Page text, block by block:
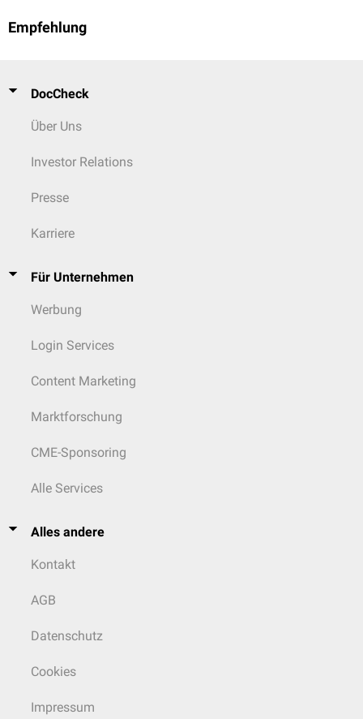
Empfehlung
DocCheck
Über Uns
Investor Relations
Presse
Karriere
Für Unternehmen
Werbung
Login Services
Content Marketing
Marktforschung
CME-Sponsoring
Alle Services
Alles andere
Kontakt
AGB
Datenschutz
Cookies
Impressum